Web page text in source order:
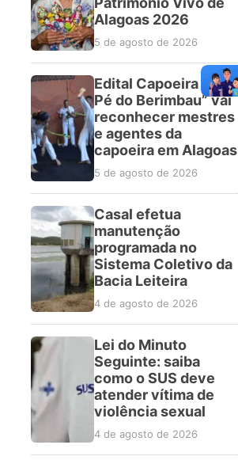
Alagoas 2026
5 de agosto de 2026
Edital Capoeira “No
Pé do Berimbau” vai
reconhecer mestres
e agentes da
capoeira em Alagoas
5 de agosto de 2026
Casal efetua
manutenção
programada no
Sistema Coletivo da
Bacia Leiteira
4 de agosto de 2026
Lei do Minuto
Seguinte: saiba
como o SUS deve
atender vítima de
violência sexual
4 de agosto de 2026